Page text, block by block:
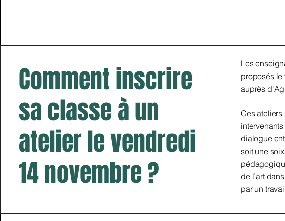
Comment inscrire
sa classe à un
atelier le vendredi
14 novembre ?
Les
proposés le
auprès
Ces ateliers
dialogue
soit une
de l’art
par un